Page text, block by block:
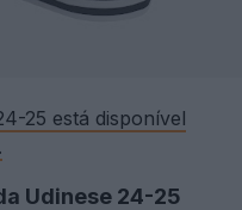
25 está disponível
Udinese 24-25